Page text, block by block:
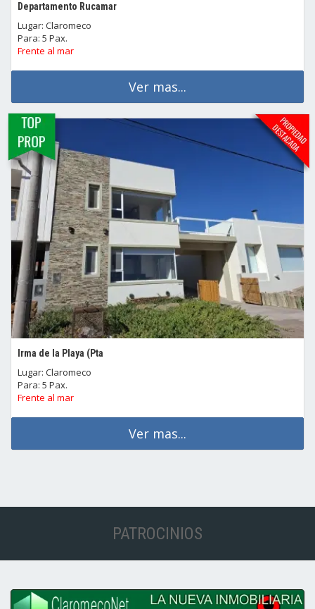
Departamento Rucamar
Lugar: Claromeco
Para: 5 Pax.
Frente al mar
Ver mas...
Irma de la Playa (Pta
Lugar: Claromeco
Para: 5 Pax.
Frente al mar
Ver mas...
PATROCINIOS